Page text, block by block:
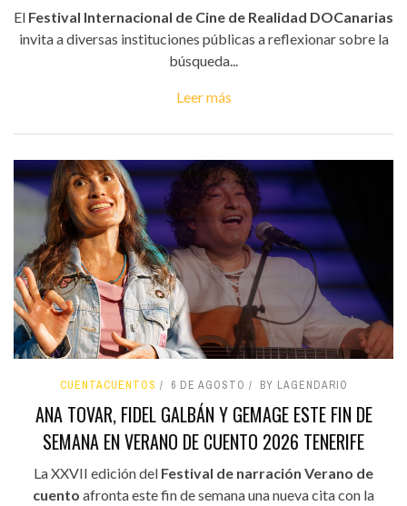
El Festival Internacional de Cine de Realidad DOCanarias
invita a diversas instituciones públicas a reflexionar sobre la
búsqueda...
Leer más
CUENTACUENTOS 6 DE AGOSTO BY LAGENDARIO
ANA TOVAR, FIDEL GALBÁN Y GEMAGE ESTE FIN DE
SEMANA EN VERANO DE CUENTO 2026 TENERIFE
La XXVII edición del Festival de narración Verano de
cuento afronta este fin de semana una nueva cita con la